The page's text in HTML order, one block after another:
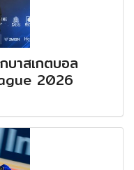
บาสเกตบอล
2026